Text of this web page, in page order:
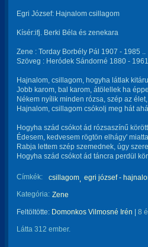
Egri József: Hajnalom csillagom
Kísér:ifj. Berki Béla és zenekara
Zene : Torday Borbély Pál 1907 - 1985 ..
Szöveg : Heródek Sándorné 1880 -
Hajnalom, csillagom, hogyha látlak
Jobb karom, bal karom, átölellek ha
Nékem nyílik minden rózsa, szép az
Hajnalom, csillagom csókolj meg hát
Hogyha szád csókot ád rózsaszínű
Édesem, kedvesem rögtön elhágy'
Rabja lettem szép szemednek, úgy
Hogyha szád csókot ád táncra perdül
Címkék: csillagom egri józsef -
Kategória: Zene
Feltöltötte: Domonkos Vilmosné Irén 8
Látta 312 ember.